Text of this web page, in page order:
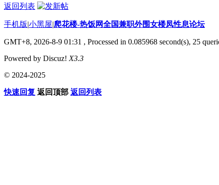
返回列表
手机版|小黑屋|爬花楼-热饭网全国兼职外围女楼凤性息论坛
GMT+8, 2026-8-9 01:31 , Processed in 0.085968 second(s), 25
Powered by Discuz! X3.3
© 2024-2025
快速回复 返回顶部 返回列表